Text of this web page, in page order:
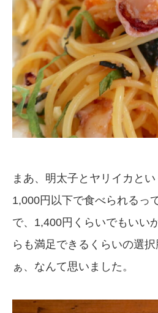
まあ、明太子とヤリイカと
1,000円以下で食べられるっ
で、1,400円くらいでもいい
らも満足できるくらいの選
ぁ、なんて思いました。